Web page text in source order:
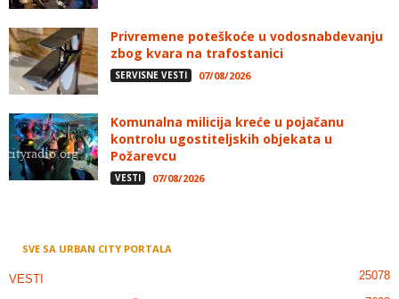
Privremene poteškoće u vodosnabdevanju
zbog kvara na trafostanici
SERVISNE VESTI 07/08/2026
Komunalna milicija kreće u pojačanu
kontrolu ugostiteljskih objekata u
Požarevcu
VESTI 07/08/2026
SVE SA URBAN CITY PORTALA
VESTI
25078